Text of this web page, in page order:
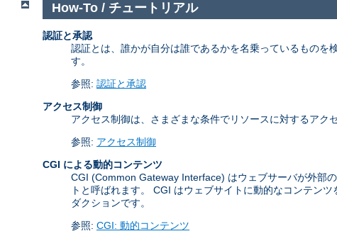
How-To / チュートリアル
認証と承認
認証とは、誰かが自分は誰であるかを名乗っているもの
す。
参照: 認証と承認
アクセス制御
アクセス制御は、さまざまな条件でリソースに対するアク
参照: アクセス制御
CGI による動的コンテンツ
CGI (Common Gateway Interface) はウェブサーバが外部
トと呼ばれます。 CGI はウェブサイトに動的なコンテン
ダクションです。
参照: CGI: 動的コンテンツ